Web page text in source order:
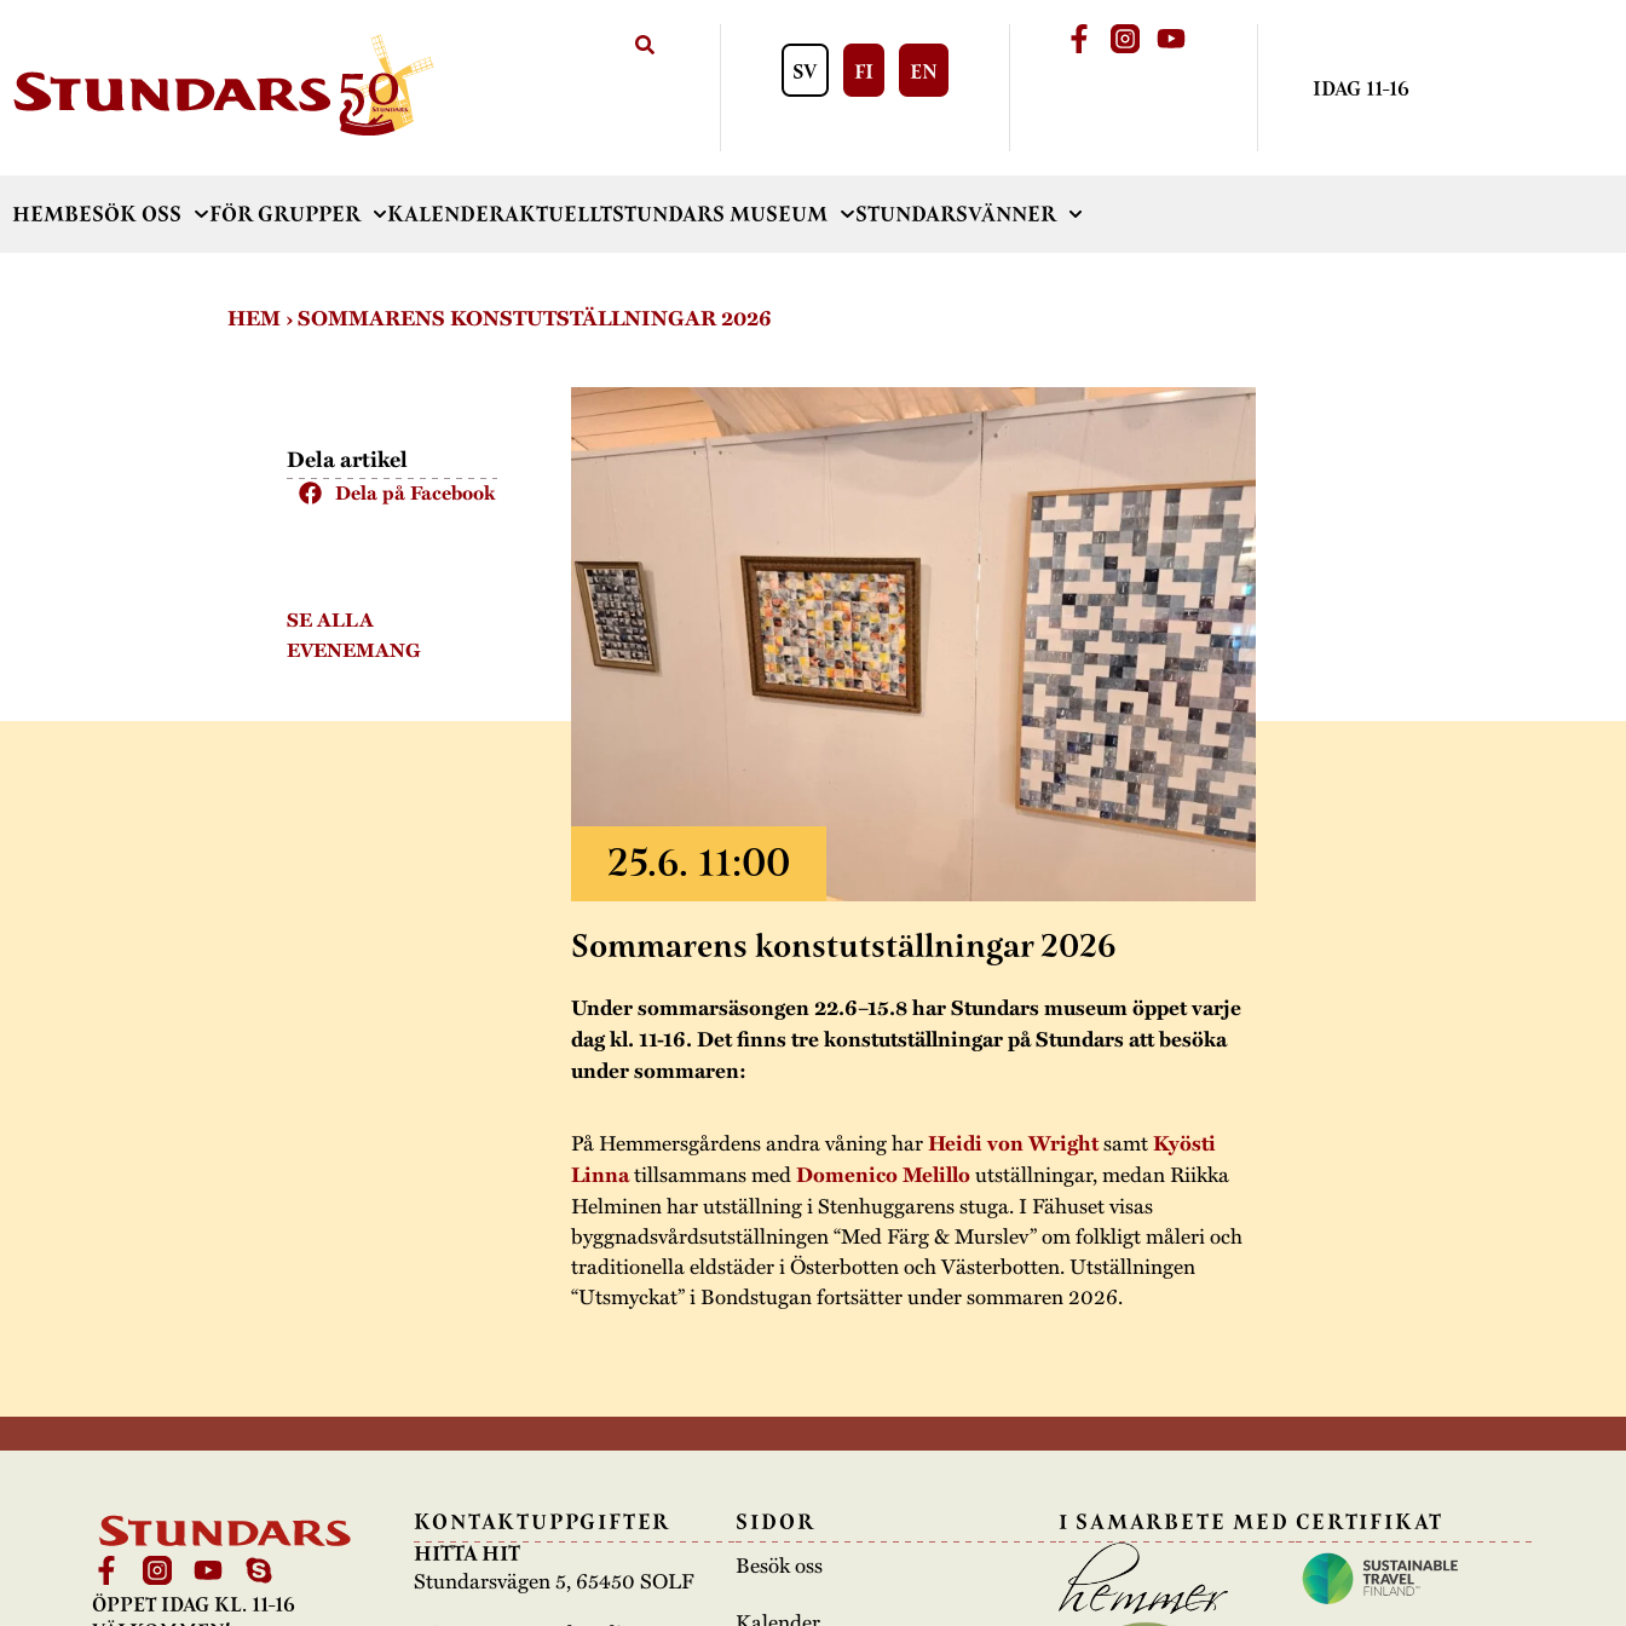
SV FI EN
IDAG 11-16
HEMBESÖK OSS FÖR GRUPPER KALENDERAKTUELLTSTUNDARS MUSEUM STUNDARSVÄNNER
HEM›SOMMARENS KONSTUTSTÄLLNINGAR 2026
Dela artikel
Dela på Facebook
SE ALLA
EVENEMANG
Sommarens konstutställningar 2026
Under sommarsäsongen 22.6–15.8 har Stundars museum öppet varje
dag kl. 11-16. Det finns tre konstutställningar på Stundars att besöka
under sommaren:
På Hemmersgårdens andra våning harHeidi von WrightsamtKyösti
Linnatillsammans medDomenico Melilloutställningar, medan Riikka
Helminen har utställning i Stenhuggarens stuga. I Fähuset visas
byggnadsvårdsutställningen “Med Färg & Murslev” om folkligt måleri och
traditionella eldstäder i Österbotten och Västerbotten. Utställningen
“Utsmyckat” i Bondstugan fortsätter under sommaren 2026.
ÖPPET IDAG KL. 11-16
KONTAKTUPPGIFTER
HITTA HIT
Stundarsvägen 5, 65450 SOLF
SIDOR
Besök oss
I SAMARBETE MED CERTIFIKAT